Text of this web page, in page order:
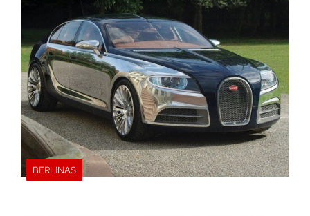
BERLINAS